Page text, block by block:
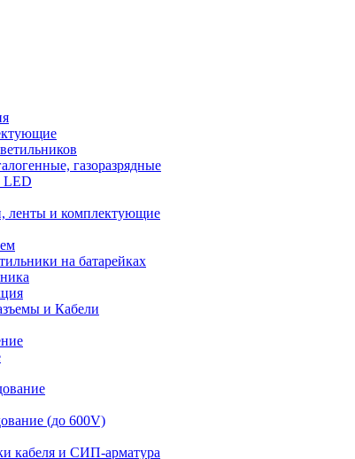
газоразрядные
LED
ленты и комплектующие
на батарейках
и Кабели
(до 600V)
кабеля и СИП-арматура